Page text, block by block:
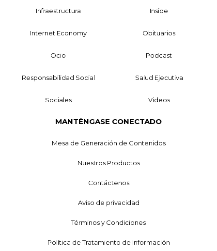
Infraestructura Inside
Internet Economy Obituarios
Ocio Podcast
Responsabilidad Social Salud Ejecutiva
Sociales Videos
MANTÉNGASE CONECTADO
Mesa de Generación de Contenidos
Nuestros Productos
Contáctenos
Aviso de privacidad
Términos y Condiciones
Política de Tratamiento de Información